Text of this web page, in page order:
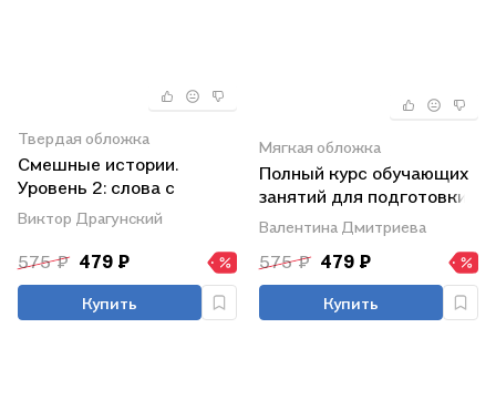
Твердая обложка
Смешные истории.
Уровень 2: слова с
ударениями
Виктор Драгунский
575 ₽ 479 ₽
Купить
Мягкая обложка
Полный курс обучающих
занятий для подготовки
к школе. 6-7 лет
Валентина Дмитриева
575 ₽ 479 ₽
Купить